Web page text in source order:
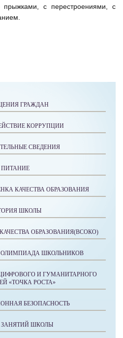
с перестроениями, с
ГРАЖДАН
КОРРУПЦИИ
СВЕДЕНИЯ
ПИТАНИЕ
КАЧЕСТВА ОБРАЗОВАНИЯ
ШКОЛЫ
ОБРАЗОВАНИЯ(ВСОКО)
ОЛИМПИАДА ШКОЛЬНИКОВ
И ГУМАНИТАРНОГО
«ТОЧКА РОСТА»
БЕЗОПАСНОСТЬ
ШКОЛЫ